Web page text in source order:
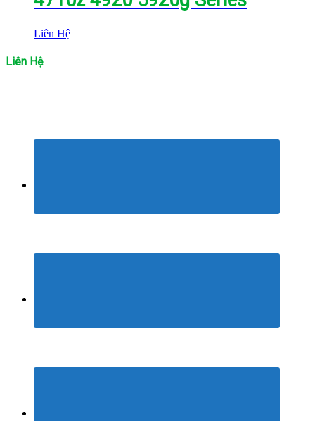
Liên Hệ
Liên Hệ